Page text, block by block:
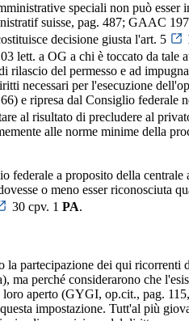
speciali non può esser
suisse, pag. 487; GAAC
decisione giusta l'art. 5
lett. a OG a chi è toccato da tale
rilascio del permesso e ad
necessari per l'esecuzione
e ripresa dal Consiglio federale
al risultato di precludere al
alle norme minime della
federale a proposito della
o meno esser riconosciuta
30 cpv. 1 PA.
partecipazione dei qui ricorrenti
ma perché considerarono che
aperto (GYGI, op.cit., pag.
impostazione. Tutt'al più